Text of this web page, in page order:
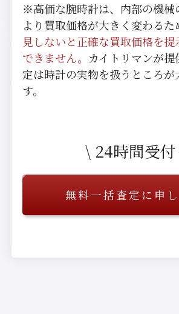
※高価な腕時計は、内部の機械
より買取価格が大きく変わるた
見しないと正確な買取価格を
できません。 カイトリマンが
定は時計の実物を扱うところが
す。
\ 24時間受
無料一括査定に申